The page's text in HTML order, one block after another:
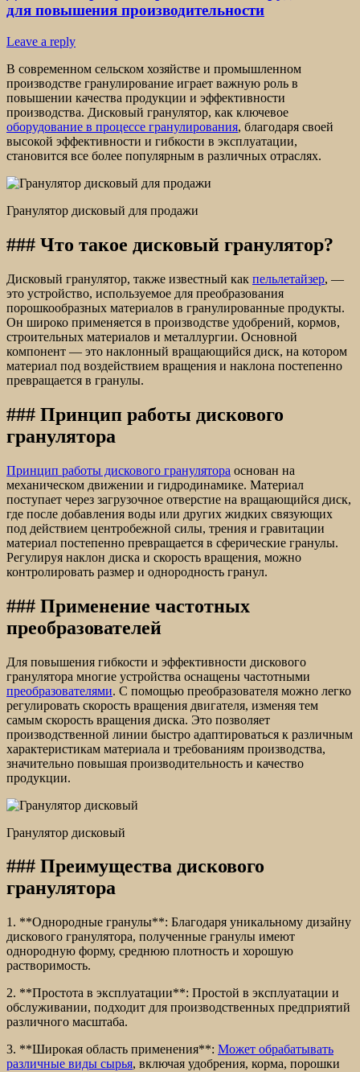
для повышения производительности
Leave a reply
В современном сельском хозяйстве и промышленном
производстве гранулирование играет важную роль в
повышении качества продукции и эффективности
производства. Дисковый гранулятор, как ключевое
оборудование в процессе гранулирования, благодаря своей
высокой эффективности и гибкости в эксплуатации,
становится все более популярным в различных отраслях.
Гранулятор дисковый для продажи
### Что такое дисковый гранулятор?
Дисковый гранулятор, также известный как пельлетайзер, —
это устройство, используемое для преобразования
порошкообразных материалов в гранулированные продукты.
Он широко применяется в производстве удобрений, кормов,
строительных материалов и металлургии. Основной
компонент — это наклонный вращающийся диск, на котором
материал под воздействием вращения и наклона постепенно
превращается в гранулы.
### Принцип работы дискового
гранулятора
Принцип работы дискового гранулятора основан на
механическом движении и гидродинамике. Материал
поступает через загрузочное отверстие на вращающийся диск,
где после добавления воды или других жидких связующих
под действием центробежной силы, трения и гравитации
материал постепенно превращается в сферические гранулы.
Регулируя наклон диска и скорость вращения, можно
контролировать размер и однородность гранул.
### Применение частотных
преобразователей
Для повышения гибкости и эффективности дискового
гранулятора многие устройства оснащены частотными
преобразователями. С помощью преобразователя можно легко
регулировать скорость вращения двигателя, изменяя тем
самым скорость вращения диска. Это позволяет
производственной линии быстро адаптироваться к различным
характеристикам материала и требованиям производства,
значительно повышая производительность и качество
продукции.
Гранулятор дисковый
### Преимущества дискового
гранулятора
1. **Однородные гранулы**: Благодаря уникальному дизайну
дискового гранулятора, полученные гранулы имеют
однородную форму, среднюю плотность и хорошую
растворимость.
2. **Простота в эксплуатации**: Простой в эксплуатации и
обслуживании, подходит для производственных предприятий
различного масштаба.
3. **Широкая область применения**: Может обрабатывать
различные виды сырья, включая удобрения, корма, порошки